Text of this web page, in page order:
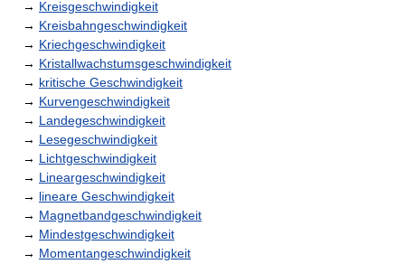
→ Kreisgeschwindigkeit
→ Kreisbahngeschwindigkeit
→ Kriechgeschwindigkeit
→ Kristallwachstumsgeschwindigkeit
→ kritische Geschwindigkeit
→ Kurvengeschwindigkeit
→ Landegeschwindigkeit
→ Lesegeschwindigkeit
→ Lichtgeschwindigkeit
→ Lineargeschwindigkeit
→ lineare Geschwindigkeit
→ Magnetbandgeschwindigkeit
→ Mindestgeschwindigkeit
→ Momentangeschwindigkeit